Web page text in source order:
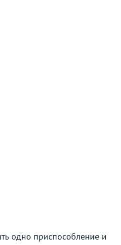
одно приспособление и